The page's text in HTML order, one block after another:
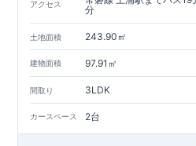
アクセス
分
土地面積 243.90㎡
建物面積 97.91㎡
間取り 3LDK
カースペース 2台